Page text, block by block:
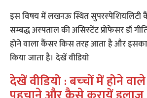
इस विषय में लखनऊ स्थित सुपरस्‍पेशियलिटी
सम्‍बद्ध अस्‍पताल की असिस्‍टेंट प्रोफेसर डॉ
होने वाला कैंसर किस तरह आता है और
किया जाता है। देखें वीडियो
देखें वीडियो : बच्‍चों में होने